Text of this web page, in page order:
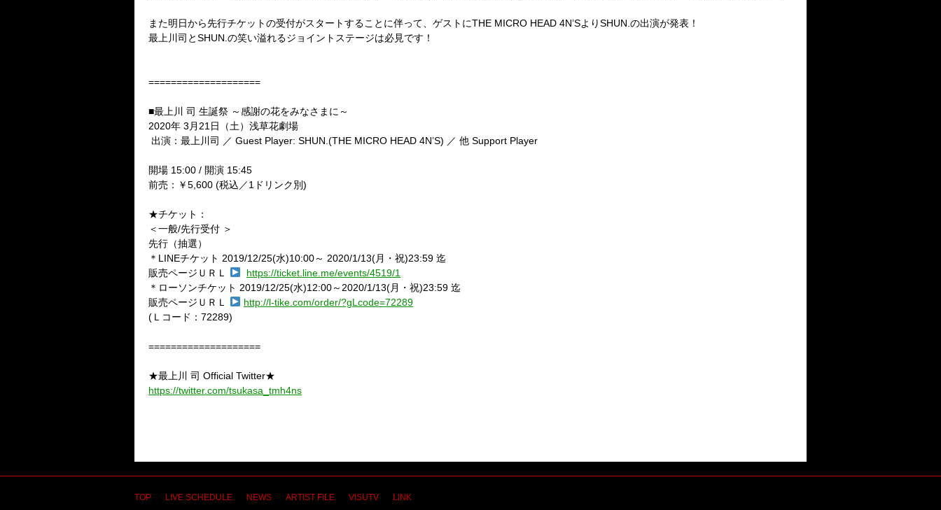
また明日から先行チケットの受付がスタートすることに伴って、ゲストにTHE MICRO HEAD 4N’SよりSHUN. の出演が発表！
最上川司とSHUN. の笑い溢れるジョイントステージは必見です！
====================
■最上川 司 生誕祭 ～感謝の花をみなさまに～
2020年 3月21日（土）浅草花劇場
出演：最上川司 ／ Guest Player: SHUN.(THE MICRO HEAD 4N’S) ／ 他 Support Player
開場 15:00 / 開演 15:45
前売：￥5,600 (税込／1 ドリンク別)
★チケット：
＜一般/先行受付 ＞
先行（抽選）
＊ LINEチケット 2019/12/25(水)10:00～ 2020/1/13(月・祝)23:59 迄
販売ページＵＲＬ
https://ticket.line.me/events/4519/1
＊ローソンチケット 2019/12/25(水)12:00～ 2020/1/13(月・祝)23:59 迄
販売ページＵＲＬ
http://l-tike.com/order/?gLcode=72289
( Ｌコード： 72289)
====================
★最上川 司 Official Twitter★
https://twitter.com/tsukasa_tmh4ns
TOP LIVE SCHEDULE NEWS ARTIST FILE VISUTV LINK